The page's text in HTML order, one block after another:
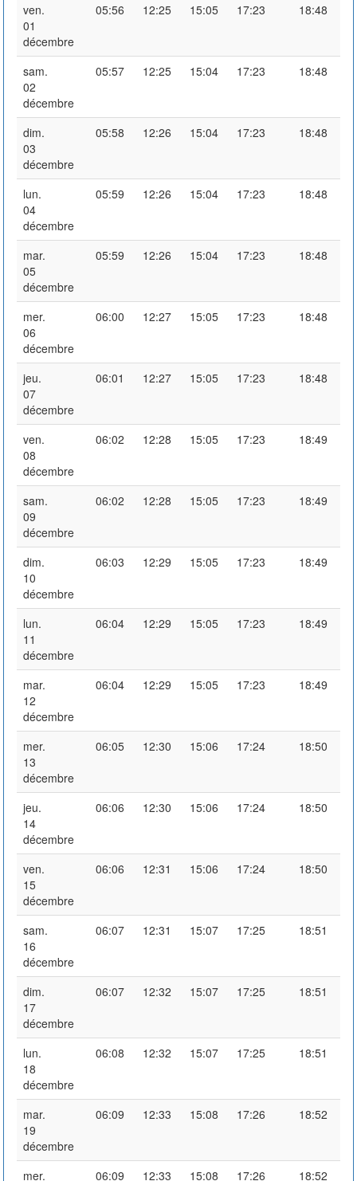
ven.
01
décembre
05:56 12:25 15:05 17:23 18:48
sam.
02
décembre
05:57 12:25 15:04 17:23 18:48
dim.
03
décembre
05:58 12:26 15:04 17:23 18:48
lun.
04
décembre
05:59 12:26 15:04 17:23 18:48
mar.
05
décembre
05:59 12:26 15:04 17:23 18:48
mer.
06
décembre
06:00 12:27 15:05 17:23 18:48
jeu.
07
décembre
06:01 12:27 15:05 17:23 18:48
ven.
08
décembre
06:02 12:28 15:05 17:23 18:49
sam.
09
décembre
06:02 12:28 15:05 17:23 18:49
dim.
10
décembre
06:03 12:29 15:05 17:23 18:49
lun.
11
décembre
06:04 12:29 15:05 17:23 18:49
mar.
12
décembre
06:04 12:29 15:05 17:23 18:49
mer.
13
décembre
06:05 12:30 15:06 17:24 18:50
jeu.
14
décembre
06:06 12:30 15:06 17:24 18:50
ven.
15
décembre
06:06 12:31 15:06 17:24 18:50
sam.
16
décembre
06:07 12:31 15:07 17:25 18:51
dim.
17
décembre
06:07 12:32 15:07 17:25 18:51
lun.
18
décembre
06:08 12:32 15:07 17:25 18:51
mar.
19
décembre
06:09 12:33 15:08 17:26 18:52
mer. 06:09 12:33 15:08 17:26 18:52